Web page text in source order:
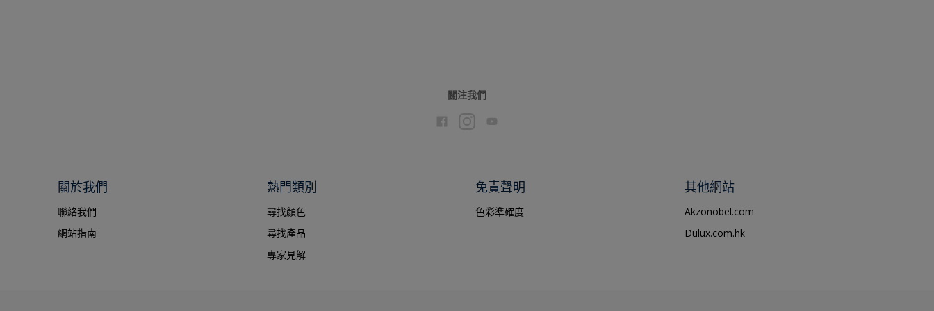
關注我們
關於我們
聯絡我們
網站指南
熱門類別
尋找顏色
尋找產品
專家見解
免責聲明
色彩準確度
其他網站
Akzonobel.com
Dulux.com.hk